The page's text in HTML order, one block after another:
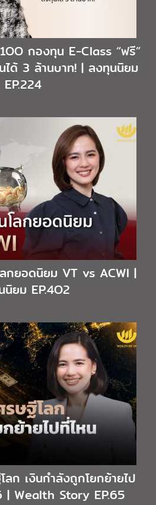
กองทุน E-Class “ฟรี”
ได้ 3 ล้านบาท! | ลงทุนนิยม
EP.224
กยอดนิยม VT vs ACWI |
นิยม EP.4O2
ลก เงินกำลังถูกโยกย้ายไป
| Wealth Story EP.65